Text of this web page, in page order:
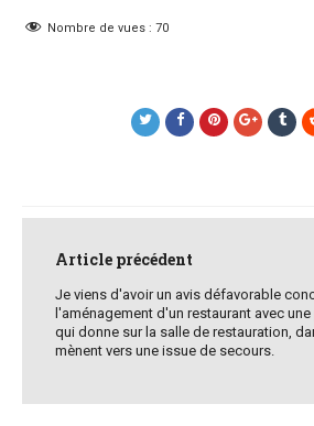
Nombre de vues : 70
navigation
Article précédent
Je viens d'avoir un avis défavorable
l'aménagement d'un restaurant avec
qui donne sur la salle de restauration,
mènent vers une issue de secours.